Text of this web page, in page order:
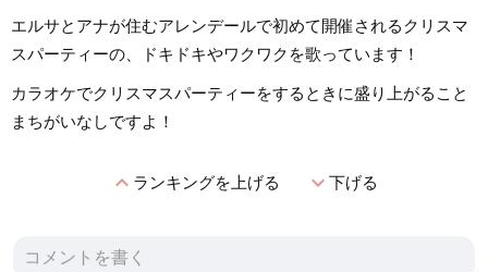
エルサとアナが住むアレンデールで初めて開催されるクリスマ
スパーティーの、ドキドキやワクワクを歌っています！
カラオケでクリスマスパーティーをするときに盛り上がること
まちがいなしですよ！
expand_lessランキングを上げる expand_more下げる